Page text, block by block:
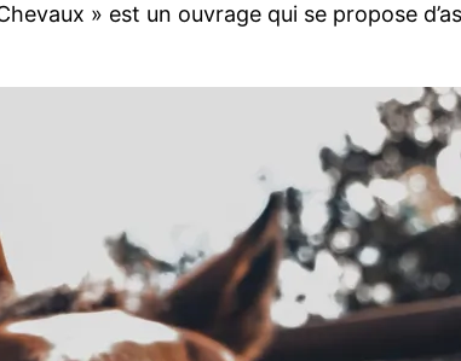
» est un ouvrage qui se propose